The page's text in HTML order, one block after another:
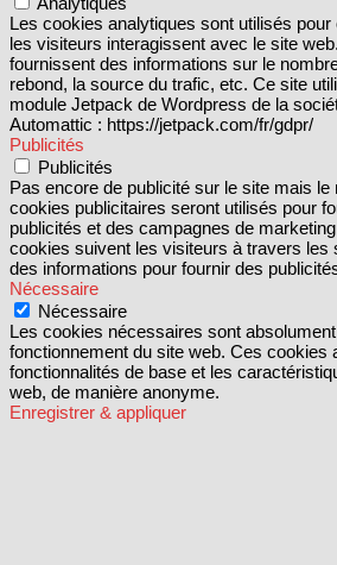
Les cookies analytiques sont utilisés
les visiteurs interagissent avec le site
fournissent des informations sur le
rebond, la source du trafic, etc. Ce site
module Jetpack de Wordpress de la
Automattic : https://jetpack.com/fr/gdpr/
Publicités
Publicités
Pas encore de publicité sur le site mais le
cookies publicitaires seront utilisés pour
publicités et des campagnes de
cookies suivent les visiteurs à travers les
des informations pour fournir des
Nécessaire
Nécessaire
Les cookies nécessaires sont
fonctionnement du site web. Ces cookies
fonctionnalités de base et les
web, de manière anonyme.
Enregistrer & appliquer